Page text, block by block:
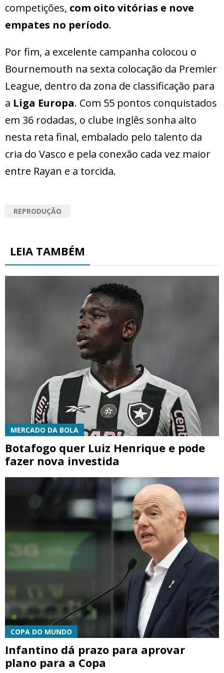
competições, com oito vitórias e nove
empates no período.
Por fim, a excelente campanha colocou o
Bournemouth na sexta colocação da Premier
League, dentro da zona de classificação para
a Liga Europa. Com 55 pontos conquistados
em 36 rodadas, o clube inglês sonha alto
nesta reta final, embalado pelo talento da
cria do Vasco e pela conexão cada vez maior
entre Rayan e a torcida.
REPRODUÇÃO
LEIA TAMBÉM
MERCADO DA BOLA
Botafogo quer Luiz Henrique e pode
fazer nova investida
COPA DO MUNDO
Infantino dá prazo para aprovar
plano para a Copa